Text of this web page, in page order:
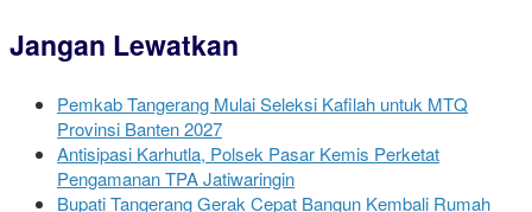
Jangan Lewatkan
Pemkab Tangerang Mulai Seleksi Kafilah untuk MTQ
Provinsi Banten 2027
Antisipasi Karhutla, Polsek Pasar Kemis Perketat
Pengamanan TPA Jatiwaringin
Bupati Tangerang Gerak Cepat Bangun Kembali Rumah